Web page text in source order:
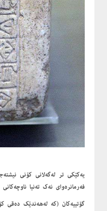
یه‌كێكی تر له‌گه‌لانی كۆنی
فه‌رمانره‌وای نه‌ك ته‌نیا
گۆتییەکان (كه‌ له‌هه‌ندێك ده‌قی